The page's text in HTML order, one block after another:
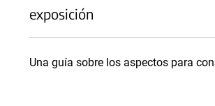
exposición
Una guía sobre los aspectos para